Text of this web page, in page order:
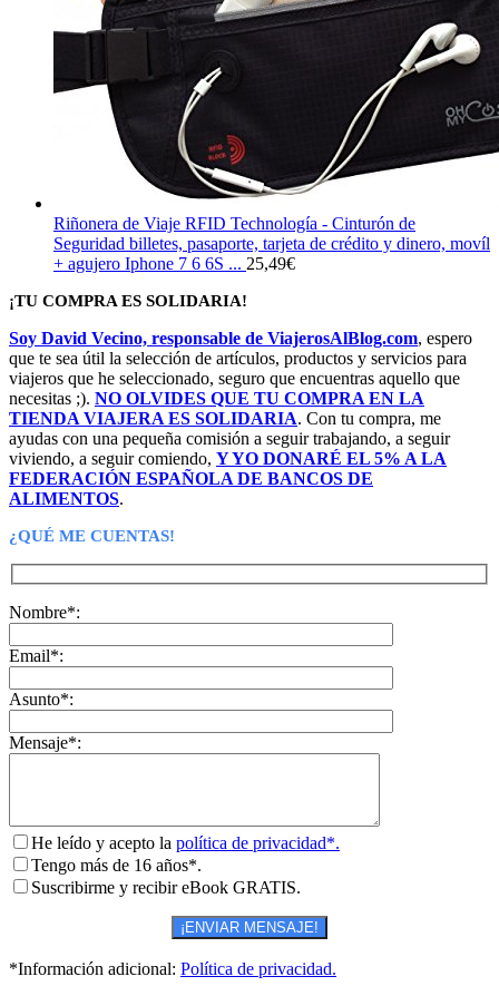
Riñonera de Viaje RFID Technología - Cinturón de
Seguridad billetes, pasaporte, tarjeta de crédito y dinero, movíl
+ agujero Iphone 7 6 6S ... 25,49€
¡TU COMPRA ES SOLIDARIA!
Soy David Vecino, responsable de ViajerosAlBlog.com, espero
que te sea útil la selección de artículos, productos y servicios para
viajeros que he seleccionado, seguro que encuentras aquello que
necesitas ;). NO OLVIDES QUE TU COMPRA EN LA
TIENDA VIAJERA ES SOLIDARIA. Con tu compra, me
ayudas con una pequeña comisión a seguir trabajando, a seguir
viviendo, a seguir comiendo, Y YO DONARÉ EL 5% A LA
FEDERACIÓN ESPAÑOLA DE BANCOS DE
ALIMENTOS.
¿QUÉ ME CUENTAS!
Nombre*:
Email*:
Asunto*:
Mensaje*:
He leído y acepto la política de privacidad*.
Tengo más de 16 años*.
Suscribirme y recibir eBook GRATIS.
*Información adicional: Política de privacidad.